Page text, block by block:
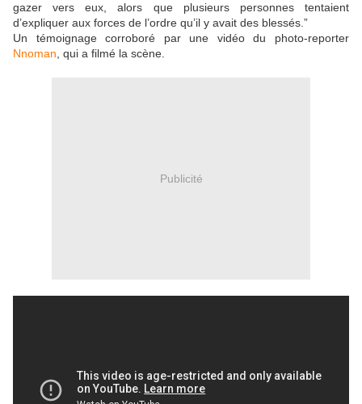
gazer vers eux, alors que plusieurs personnes tentaient
d’expliquer aux forces de l’ordre qu’il y avait des blessés.”
Un témoignage corroboré par une vidéo du photo-reporter
Nnoman , qui a filmé la scène.
Publicité